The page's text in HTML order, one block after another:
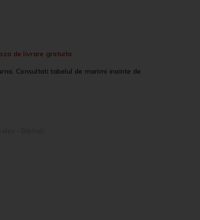
de livrare gratuita.
Consultati tabelul de marimi inainte de